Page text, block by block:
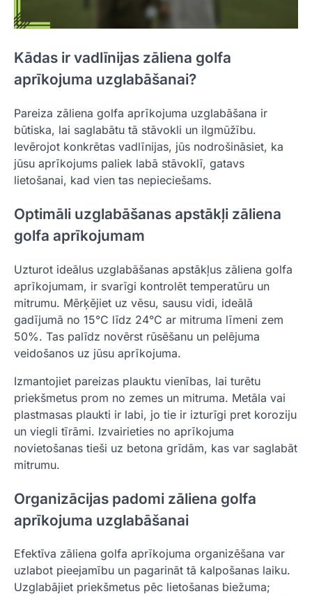
Kādas ir vadlīnijas zāliena golfa
aprīkojuma uzglabāšanai?
Pareiza zāliena golfa aprīkojuma uzglabāšana ir
būtiska, lai saglabātu tā stāvokli un ilgmūžību.
Ievērojot konkrētas vadlīnijas, jūs nodrošināsiet, ka
jūsu aprīkojums paliek labā stāvoklī, gatavs
lietošanai, kad vien tas nepieciešams.
Optimāli uzglabāšanas apstākļi zāliena
golfa aprīkojumam
Uzturot ideālus uzglabāšanas apstākļus zāliena golfa
aprīkojumam, ir svarīgi kontrolēt temperatūru un
mitrumu. Mērķējiet uz vēsu, sausu vidi, ideālā
gadījumā no 15°C līdz 24°C ar mitruma līmeni zem
50%. Tas palīdz novērst rūsēšanu un pelējuma
veidošanos uz jūsu aprīkojuma.
Izmantojiet pareizas plauktu vienības, lai turētu
priekšmetus prom no zemes un mitruma. Metāla vai
plastmasas plaukti ir labi, jo tie ir izturīgi pret koroziju
un viegli tīrāmi. Izvairieties no aprīkojuma
novietošanas tieši uz betona grīdām, kas var saglabāt
mitrumu.
Organizācijas padomi zāliena golfa
aprīkojuma uzglabāšanai
Efektīva zāliena golfa aprīkojuma organizēšana var
uzlabot pieejamību un pagarināt tā kalpošanas laiku.
Uzglabājiet priekšmetus pēc lietošanas biežuma;